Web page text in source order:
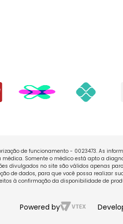
de funcionamento - 0023473. As
Somente o médico está apto a
divulgados no site são válidos apenas
de dados, para que você possa realizar
à confirmação da disponibilidade de
Powered by